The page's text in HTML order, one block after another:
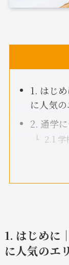
1. はじ
に人気
2. 通学
2.1
1. はじめに
に人気のエ